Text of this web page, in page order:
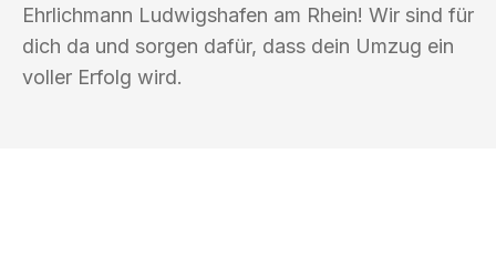
Ehrlichmann Ludwigshafen am Rhein! Wir sind für
dich da und sorgen dafür, dass dein Umzug ein
voller Erfolg wird.